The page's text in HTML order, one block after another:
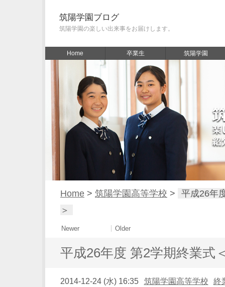
筑陽学園ブログ
筑陽学園の楽しい出来事をお届けします。
Home 卒業生 筑陽学園
Home > 筑陽学園高等学校 >
平成26年
＞
Newer Older
平成26年度 第2学期終業式
2014-12-24 (水) 16:35 筑陽学園高等学校 終